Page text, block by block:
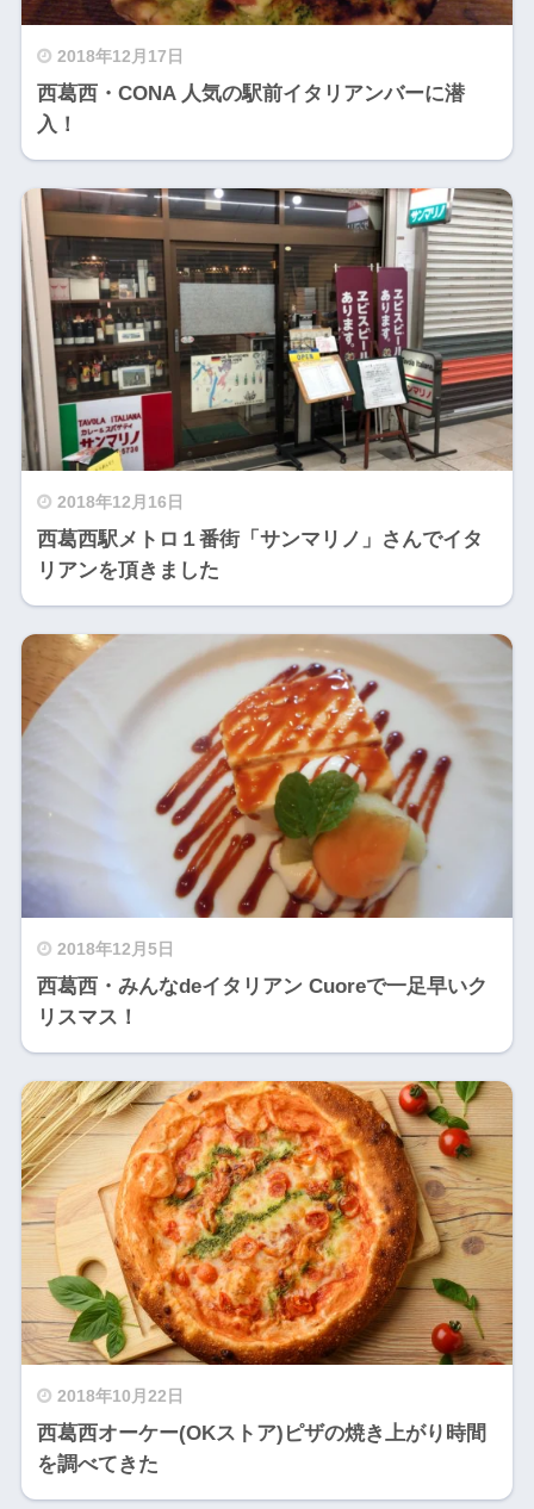
2018年12月17日
西葛西・CONA 人気の駅前イタリアンバーに潜
入！
2018年12月16日
西葛西駅メトロ１番街「サンマリノ」さんでイタ
リアンを頂きました
2018年12月5日
西葛西・みんなdeイタリアン Cuoreで一足早いク
リスマス！
2018年10月22日
西葛西オーケー(OKストア)ピザの焼き上がり時間
を調べてきた